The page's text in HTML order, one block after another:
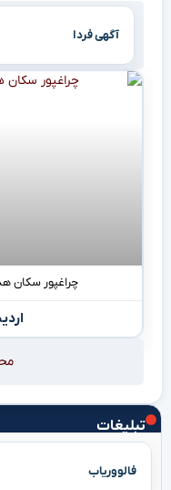
تبلیغات
فالووریاب
آگهی فردا
چراغپور سکان